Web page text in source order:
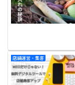
店舗運営・集客